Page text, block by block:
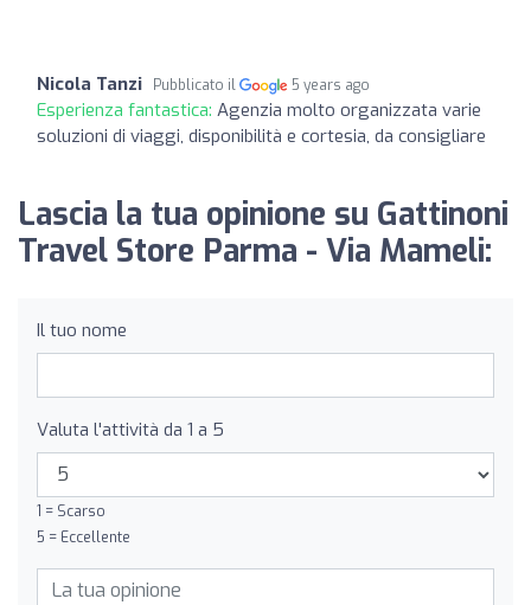
Nicola Tanzi Pubblicato il 5 years ago
Esperienza fantastica: Agenzia molto organizzata varie
soluzioni di viaggi, disponibilità e cortesia, da consigliare
Lascia la tua opinione su Gattinoni
Travel Store Parma - Via Mameli:
Il tuo nome
Valuta l'attività da 1 a 5
1 = Scarso
5 = Eccellente